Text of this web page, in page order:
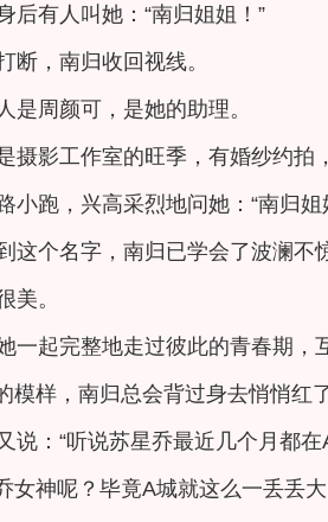
后有人叫她：“南归姐姐！”
断，南归收回视线。
是周颜可，是她的助理。
摄影工作室的旺季，有婚纱约
小跑，兴高采烈地问她：“南归
这个名字，南归已学会了波澜不
美。
一起完整地走过彼此的青春期
模样，南归总会背过身去悄悄红
说：“听说苏星乔最近几个月都
女神呢？毕竟A城就这么一丢丢